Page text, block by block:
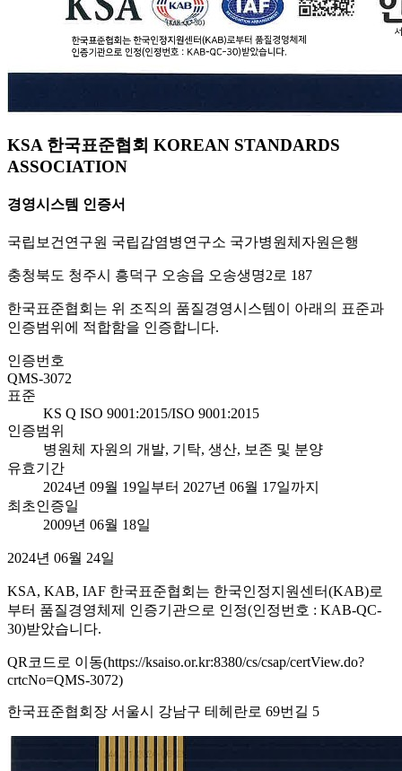
KSA 한국표준협회 KOREAN STANDARDS
ASSOCIATION
경영시스템 인증서
국립보건연구원 국립감염병연구소 국가병원체자원은행
충청북도 청주시 흥덕구 오송읍 오송생명2로 187
한국표준협회는 위 조직의 품질경영시스템이 아래의 표준과
인증범위에 적합함을 인증합니다.
인증번호
QMS-3072
표준
KS Q ISO 9001:2015/ISO 9001:2015
인증범위
병원체 자원의 개발, 기탁, 생산, 보존 및 분양
유효기간
2024년 09월 19일부터 2027년 06월 17일까지
최초인증일
2009년 06월 18일
2024년 06월 24일
KSA, KAB, IAF 한국표준협회는 한국인정지원센터(KAB)로
부터 품질경영체제 인증기관으로 인정(인정번호 : KAB-QC-
30)받았습니다.
QR코드로 이동(https://ksaiso.or.kr:8380/cs/csap/certView.do?
crtcNo=QMS-3072)
한국표준협회장 서울시 강남구 테헤란로 69번길 5